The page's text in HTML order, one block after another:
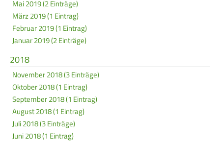
Mai 2019 (2 Einträge)
März 2019 (1 Eintrag)
Februar 2019 (1 Eintrag)
Januar 2019 (2 Einträge)
2018
November 2018 (3 Einträge)
Oktober 2018 (1 Eintrag)
September 2018 (1 Eintrag)
August 2018 (1 Eintrag)
Juli 2018 (3 Einträge)
Juni 2018 (1 Eintrag)